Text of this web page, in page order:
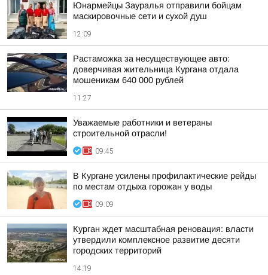
Юнармейцы Зауралья отправили бойцам
маскировочные сети и сухой душ
12:09
Растаможка за несуществующее авто:
доверчивая жительница Кургана отдала
мошеникам 640 000 рублей
11:27
Уважаемые работники и ветераны
строительной отрасли!
09:45
В Кургане усилены профилактические рейды
по местам отдыха горожан у воды
09:09
Курган ждет масштабная реновация: власти
утвердили комплексное развитие десяти
городских территорий
14:19